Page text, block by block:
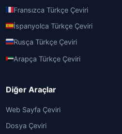
Fransızca Türkçe Çeviri
İspanyolca Türkçe Çeviri
Rusça Türkçe Çeviri
Arapça Türkçe Çeviri
Diğer Araçlar
Web Sayfa Çeviri
Dosya Çeviri